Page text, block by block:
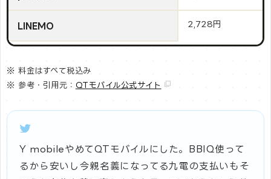
LINEMO 2,728円
※ 料金はすべて税込み
※ 参考・引用元： QTモバイル公式サイト
Y mobileやめてQTモバイルにした。BBIQ使って
るから安いし今親名義になってる九電の支払いもそ